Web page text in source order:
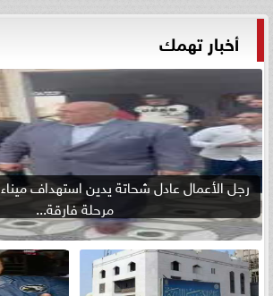
أخبار تهمك
رجل الأعمال عادل شحاتة يدين استهداف
مرحلة فارقة...